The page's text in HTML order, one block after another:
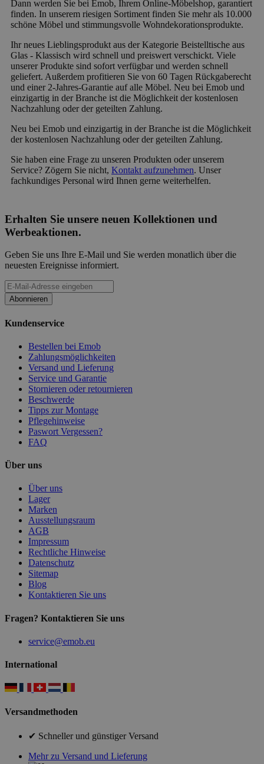
Dann werden Sie bei Emob, Ihrem Online-Möbelshop, garantiert
finden. In unserem riesigen Sortiment finden Sie mehr als 10.000
schöne Möbel und stimmungsvolle Wohndekorationsprodukte.
Ihr neues Lieblingsprodukt aus der Kategorie Beistelltische aus
Glas - Klassisch wird schnell und preiswert verschickt. Viele
unserer Produkte sind sofort verfügbar und werden schnell
geliefert. Außerdem profitieren Sie von 60 Tagen Rückgaberecht
und einer 2-Jahres-Garantie auf alle Möbel. Neu bei Emob und
einzigartig in der Branche ist die Möglichkeit der kostenlosen
Nachzahlung oder der geteilten Zahlung.
Neu bei Emob und einzigartig in der Branche ist die Möglichkeit
der kostenlosen Nachzahlung oder der geteilten Zahlung.
Sie haben eine Frage zu unseren Produkten oder unserem
Service? Zögern Sie nicht, Kontakt aufzunehmen. Unser
fachkundiges Personal wird Ihnen gerne weiterhelfen.
Erhalten Sie unsere neuen Kollektionen und
Werbeaktionen.
Geben Sie uns Ihre E-Mail und Sie werden monatlich über die
neuesten Ereignisse informiert.
Abonnieren
Kundenservice
Bestellen bei Emob
Zahlungsmöglichkeiten
Versand und Lieferung
Service und Garantie
Stornieren oder retournieren
Beschwerde
Tipps zur Montage
Pflegehinweise
Paswort Vergessen?
FAQ
Über uns
Über uns
Lager
Marken
Ausstellungsraum
AGB
Impressum
Rechtliche Hinweise
Datenschutz
Sitemap
Blog
Kontaktieren Sie uns
Fragen? Kontaktieren Sie uns
service@emob.eu
International
Versandmethoden
✔ Schneller und günstiger Versand
Mehr zu Versand und Lieferung